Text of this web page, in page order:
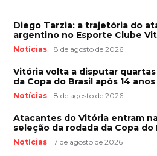
Diego Tarzia: a trajetória do
argentino no Esporte Clube
Notícias 8 de agosto de 2026
Vitória volta a disputar
da Copa do Brasil após 14 anos
Notícias 8 de agosto de 2026
Atacantes do Vitória entram
seleção da rodada da Copa do
Notícias 7 de agosto de 2026